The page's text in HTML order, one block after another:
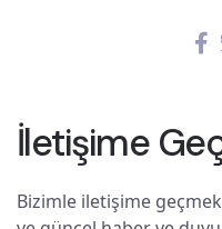
İletişime
Bizimle iletişime